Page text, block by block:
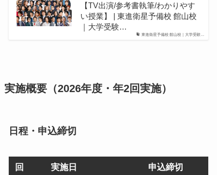
東進衛星予備校 館山校｜大学受験…
【TV出演/参考書執筆/わかりやす
い授業】 | 東進衛星予備校 館山校
｜大学受験…
実施概要（2026年度・年2回実施）
日程・申込締切
回 実施日 申込締切